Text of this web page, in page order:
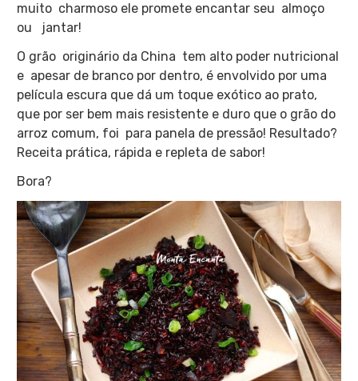
muito charmoso ele promete encantar seu almoço
ou jantar!
O grão originário da China tem alto poder nutricional
e apesar de branco por dentro, é envolvido por uma
película escura que dá um toque exótico ao prato,
que por ser bem mais resistente e duro que o grão do
arroz comum, foi para panela de pressão! Resultado?
Receita prática, rápida e repleta de sabor!
Bora?